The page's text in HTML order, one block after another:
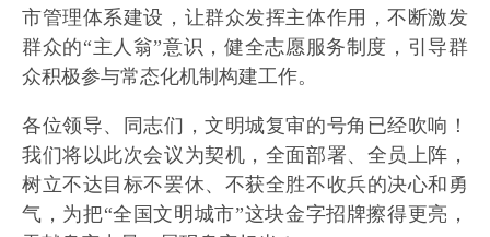
市管理体系建设，让群众发挥主体作用，不断激发
群众的“主人翁”意识，健全志愿服务制度，引导群
众积极参与常态化机制构建工作。
各位领导、同志们，文明城复审的号角已经吹响！
我们将以此次会议为契机，全面部署、全员上阵，
树立不达目标不罢休、不获全胜不收兵的决心和勇
气，为把“全国文明城市”这块金字招牌擦得更亮，